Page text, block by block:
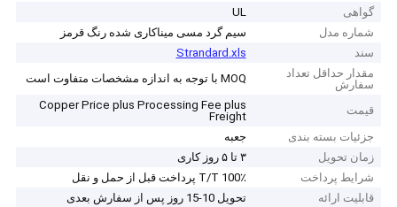
گواهی
UL
شماره مدل
سیم گرد مسی میناکاری شده رنگ قرمز
سند
Strandard.xls
مقدار حداقل تعداد
سفارش
MOQ با توجه به اندازه مشخصات متفاوت است
قیمت
Copper Price plus Processing Fee plus
Freight
جزئیات بسته بندی
جعبه
زمان تحویل
۳ تا ۵ روز کاری
شرایط پرداخت
T/T 100٪ پرداخت قبل از حمل و نقل
قابلیت ارائه
تحویل 10-15 روز پس از سفارش بعدی